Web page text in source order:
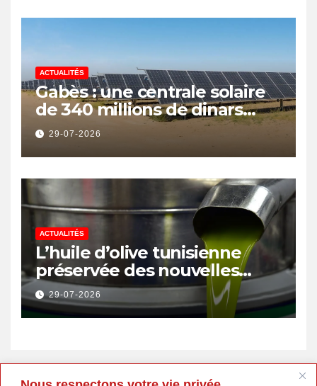
ACTUALITÉS
Gabès : une centrale solaire
de 340 millions de dinars
pour renforcer la transition
énergétique et créer 400
emplois
29-07-2026
ACTUALITÉS
L’huile d’olive tunisienne
préservée des nouvelles
surtaxes américaines de
Donald Trump
29-07-2026